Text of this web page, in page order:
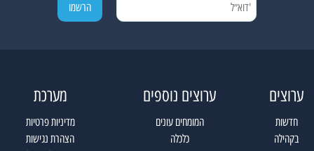
ערוצים
חדשות
בקהילה
ערוצים נוספים
המומחים עונים
כלכלה
מערכת
מדיניות פרטיות
הצהרת נגישות